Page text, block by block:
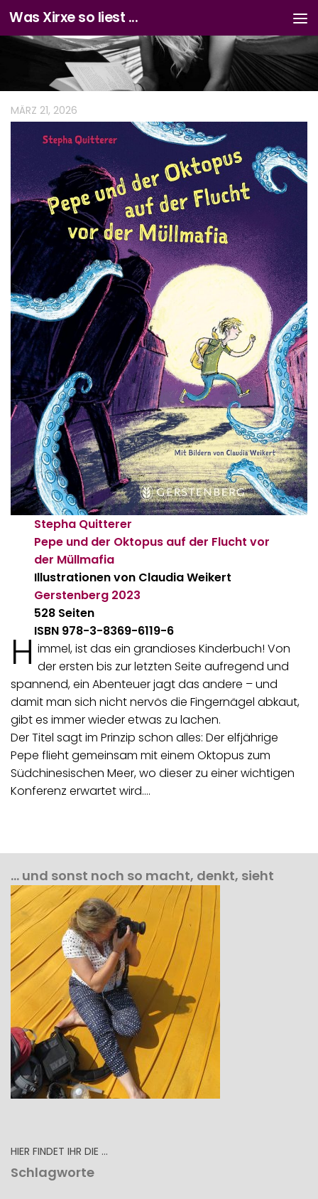
Zum Inhalt springen
Was Xirxe so liest ...
MÄRZ 21, 2026
Stepha Quitterer
Pepe und der Oktopus auf der Flucht vor
der Müllmafia
Illustrationen von Claudia Weikert
Gerstenberg 2023
528 Seiten
ISBN 978-3-8369-6119-6
H immel, ist das ein grandioses Kinderbuch! Von
der ersten bis zur letzten Seite aufregend und
spannend, ein Abenteuer jagt das andere – und
damit man sich nicht nervös die Fingernägel abkaut,
gibt es immer wieder etwas zu lachen.
Der Titel sagt im Prinzip schon alles: Der elfjährige
Pepe flieht gemeinsam mit einem Oktopus zum
Südchinesischen Meer, wo dieser zu einer wichtigen
Konferenz erwartet wird.…
… und sonst noch so macht, denkt, sieht
HIER FINDET IHR DIE …
Schlagworte